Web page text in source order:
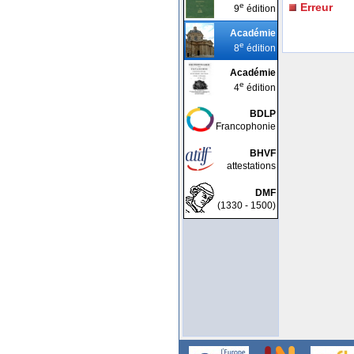
9e édition
Académie
8e édition
Académie
4e édition
BDLP
Francophonie
BHVF
attestations
DMF
(1330 - 1500)
Erreur